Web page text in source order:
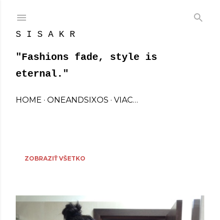
S I S A K R
"Fashions fade, style is
eternal."
HOME ONEANDSIXOS VIAC…
í
ZOBRAZIŤ VŠETKO